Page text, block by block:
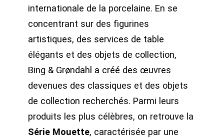
internationale de la porcelaine. En se
concentrant sur des figurines
artistiques, des services de table
élégants et des objets de collection,
Bing & Grøndahl a créé des œuvres
devenues des classiques et des objets
de collection recherchés. Parmi leurs
produits les plus célèbres, on retrouve la
Série Mouette, caractérisée par une